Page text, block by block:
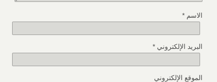
الاسم *
البريد الإلكتروني *
الموقع الإلكتروني